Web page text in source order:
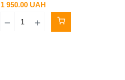
1 950.00 UAH